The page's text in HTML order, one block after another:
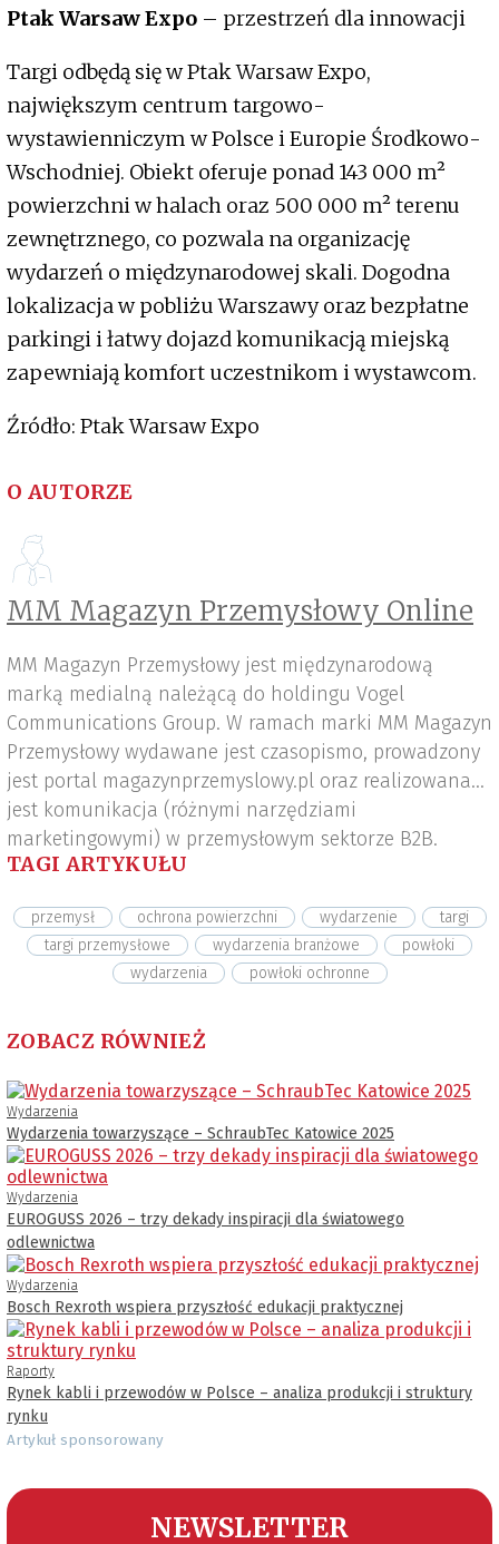
Ptak Warsaw Expo – przestrzeń dla innowacji
Targi odbędą się w Ptak Warsaw Expo,
największym centrum targowo-
wystawienniczym w Polsce i Europie Środkowo-
Wschodniej. Obiekt oferuje ponad 143 000 m²
powierzchni w halach oraz 500 000 m² terenu
zewnętrznego, co pozwala na organizację
wydarzeń o międzynarodowej skali. Dogodna
lokalizacja w pobliżu Warszawy oraz bezpłatne
parkingi i łatwy dojazd komunikacją miejską
zapewniają komfort uczestnikom i wystawcom.
Źródło: Ptak Warsaw Expo
O AUTORZE
MM Magazyn Przemysłowy Online
MM Magazyn Przemysłowy jest międzynarodową
marką medialną należącą do holdingu Vogel
Communications Group. W ramach marki MM Magazyn
Przemysłowy wydawane jest czasopismo, prowadzony
jest portal magazynprzemyslowy.pl oraz realizowana
jest komunikacja (różnymi narzędziami
marketingowymi) w przemysłowym sektorze B2B.
TAGI ARTYKUŁU
przemysł ochrona powierzchni wydarzenie
targi
targi przemysłowe
wydarzenia branżowe
powłoki
wydarzenia
powłoki ochronne
ZOBACZ RÓWNIEŻ
Wydarzenia
Wydarzenia towarzyszące – SchraubTec Katowice 2025
Wydarzenia
EUROGUSS 2026 – trzy dekady inspiracji dla światowego
odlewnictwa
Wydarzenia
Bosch Rexroth wspiera przyszłość edukacji praktycznej
Raporty
Rynek kabli i przewodów w Polsce – analiza produkcji i struktury
rynku
Artykuł sponsorowany
NEWSLETTER